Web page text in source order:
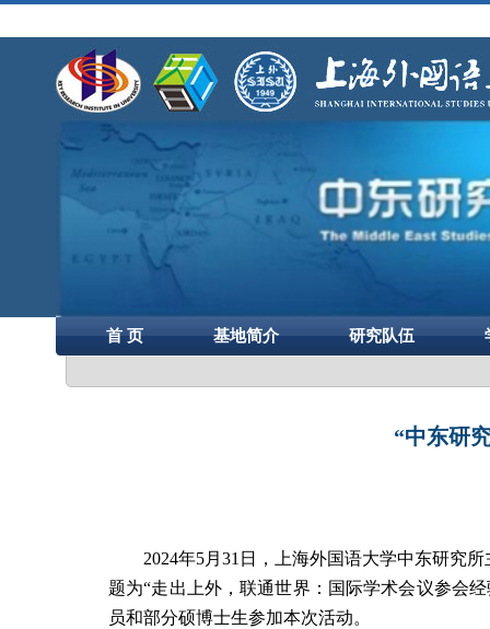
首 页 基地简介 研究队伍
“中东研
2024年5月 31 日，上海外国语大学中东研究
题为“走出上外，联通世界：国际学术会议参会
员和部分硕博士生参加本次活动。